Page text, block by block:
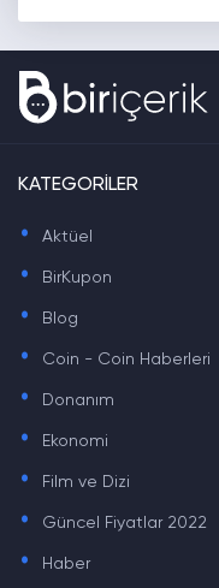
KATEGORİLER
. Aktüel
. BirKupon
. Blog
. Coin - Coin Haberleri
. Donanım
. Ekonomi
. Film ve Dizi
. Güncel Fiyatlar 2022
. Haber